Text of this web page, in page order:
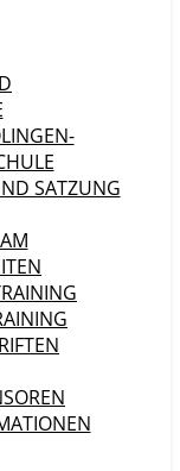
SATZUNG